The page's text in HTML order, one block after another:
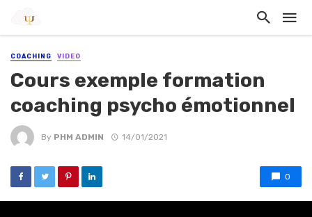
COACHING VIDEO
Cours exemple formation
coaching psycho émotionnel
By PHM ADMIN 14/01/2021
0